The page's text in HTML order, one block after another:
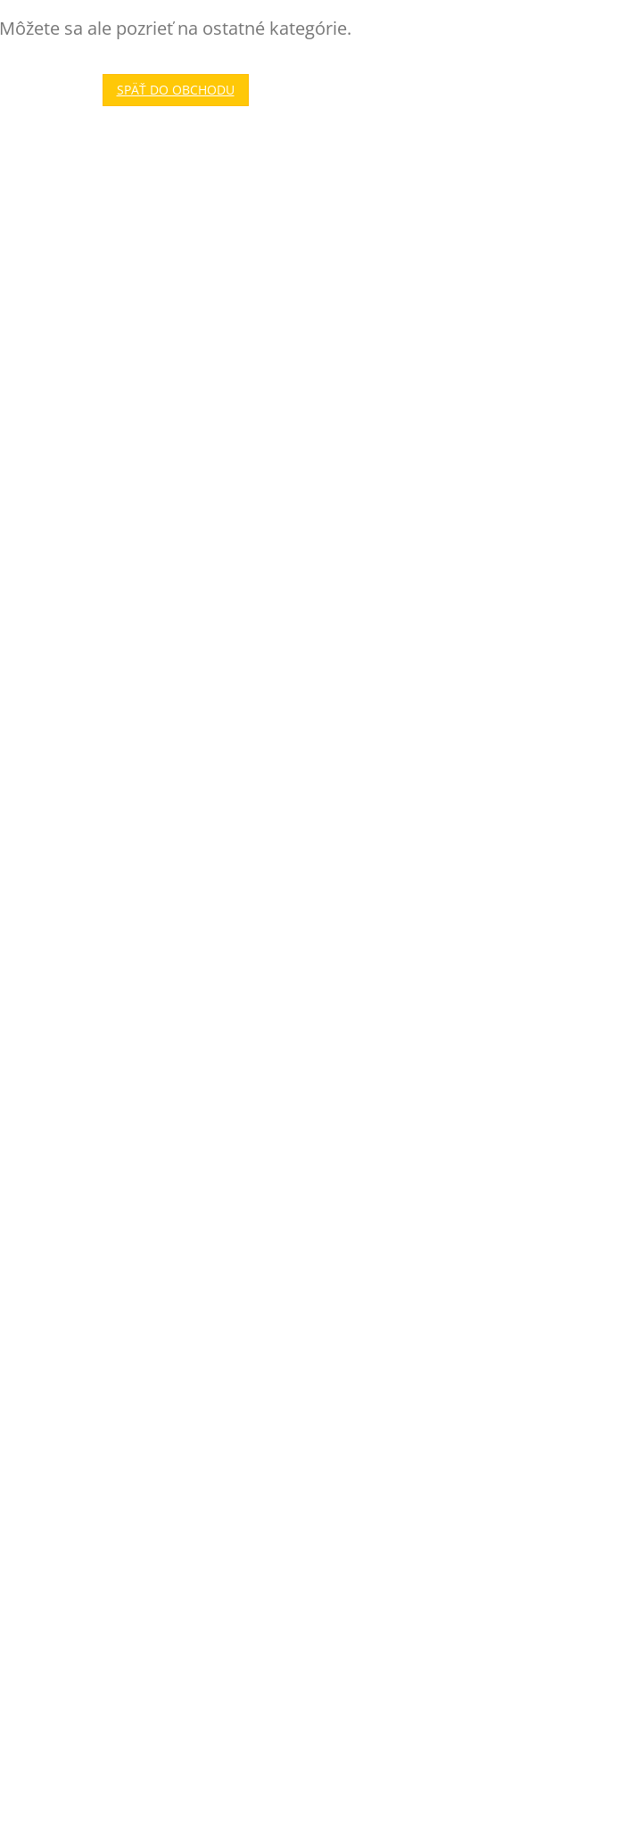
Môžete sa ale pozrieť na ostatné kategórie.
SPÄŤ DO OBCHODU